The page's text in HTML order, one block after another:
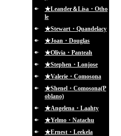
★Leander＆Lisa・Otho
le
★Stewart・Quandelacy
★Joan・Douglas
★Olivia・Panteah
★Stephen・Lonjose
★Valerie・Comosona
★Shenel・Comosona(P
oblano)
★Angelena・Laahty
★Yelmo・Natachu
★Ernest・Leekela